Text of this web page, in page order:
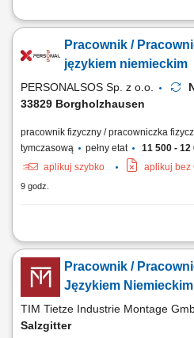
Opis stanowiska Realizacja zamówień
systemie w języku polskim. Opieka
szkoleniowca! Układanie towaru;
Pracownik /
językiem niemieckim
PERSONALSOS Sp. z o.o.
33829 Borgholzhausen
pracownik fizyczny / pracowniczka
tymczasową
pełny etat 11 500 - 12
aplikuj szybko
aplikuj bez
9 godz.
Opis stanowiska: Realizowanie
kompletowanie zamówień, pakowanie
do wysyłki. Sprawny odbiór i
oraz nadzór nad załadunkiem i
Prowadzenie weryfikacji...
Pracownik /
Językiem
TIM Tietze Industrie Montage
Salzgitter